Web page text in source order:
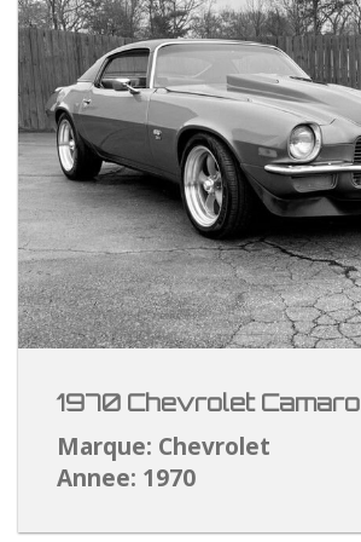
1970 Chevrolet Camaro
Marque: Chevrolet
Annee: 1970